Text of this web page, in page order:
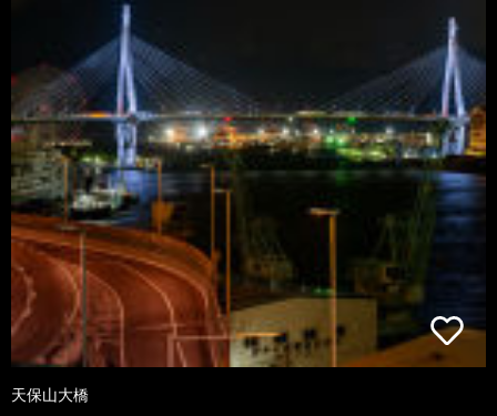
天保山大橋